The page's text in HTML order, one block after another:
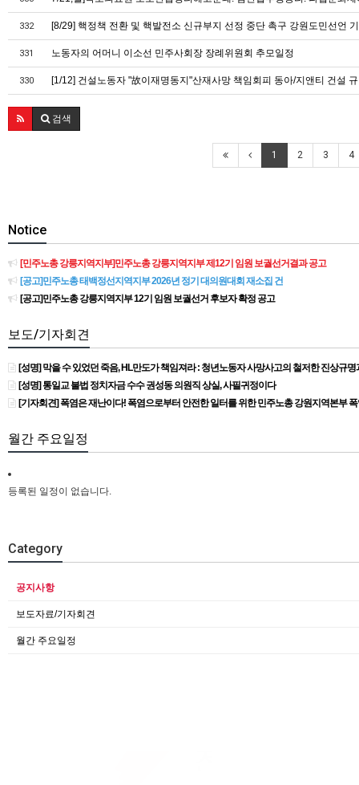
332 [8/29] 핵정책 전환 및 핵발전소 신규부지 선정 중단 촉구 강원도민선언
331 노동자의 어머니 이소선 민주사회장 장례위원회 추모일정
330 [1/12] 건설노동자 "故이재명동지"산재사망 책임회피 동아/지앤티 건설
검색
1 2 3 4
Notice
[민주노총 강릉지역지부]민주노총 강릉지역지부 제12기 임원 보궐선거결과 공고
[공고]민주노총 태백정선지역지부 2026년 정기 대의원대회 재소집 건
[공고]민주노총 강릉지역지부 12기 임원 보궐선거 후보자 확정 공고
보도/기자회견
[성명] 막을 수 있었던 죽음, HL만도가 책임져라 : 청년노동자 사망사고의 철저한 진상규
[성명] 통일교 불법 정치자금 수수 권성동 의원직 상실, 사필귀정이다
[기자회견] 폭염은 재난이다! 폭염으로부터 안전한 일터를 위한 민주노총 강원지역본부
월간 주요일정
등록된 일정이 없습니다.
Category
공지사항
보도자료/기자회견
월간 주요일정